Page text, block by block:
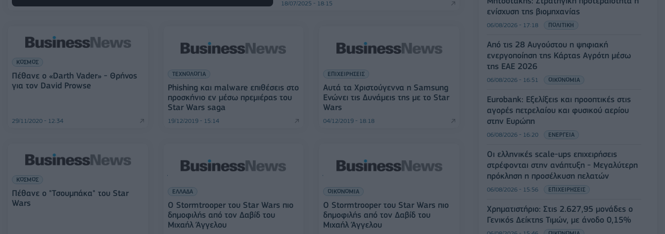
18/07/2025 - 18:15
ΚΟΣΜΟΣ
Πέθανε ο «Darth Vader» - Θρήνος
για τον David Prowse
29/11/2020 - 12:34
ΤΕΧΝΟΛΟΓΙΑ
Phishing και malware επιθέσεις στο
προσκήνιο εν μέσω πρεμιέρας του
Star Wars saga
19/12/2019 - 15:14
ΕΠΙΧΕΙΡΗΣΕΙΣ
Αυτά τα Χριστούγεννα η Samsung
Ενώνει τις Δυνάμεις της με το Star
Wars
04/12/2019 - 18:18
ΚΟΣΜΟΣ
Πέθανε ο "Τσουμπάκα" του Star
Wars
ΕΛΛΑΔΑ
Ο Stormtrooper του Star Wars πιο
δημοφιλής από τον Δαβίδ του
Μιχαήλ Άγγελου
ΟΙΚΟΝΟΜΙΑ
Ο Stormtrooper του Star Wars πιο
δημοφιλής από τον Δαβίδ του
Μιχαήλ Άγγελου
ενίσχυση της βιομηχανίας
06/08/2026 - 17:18 ΠΟΛΙΤΙΚΗ
Από τις 28 Αυγούστου η ψηφιακή
ενεργοποίηση της Κάρτας Αγρότη μέσω
της ΕΑΕ 2026
06/08/2026 - 16:51 ΟΙΚΟΝΟΜΙΑ
Eurobank: Εξελίξεις και προοπτικές στις
αγορές πετρελαίου και φυσικού αερίου
στην Ευρώπη
06/08/2026 - 16:20 ΕΝΕΡΓΕΙΑ
Οι ελληνικές scale-ups επιχειρήσεις
στρέφονται στην ανάπτυξη - Μεγαλύτερη
πρόκληση η προσέλκυση πελατών
06/08/2026 - 15:56 ΕΠΙΧΕΙΡΗΣΕΙΣ
Χρηματιστήριο: Στις 2.627,95 μονάδες ο
Γενικός Δείκτης Τιμών, με άνοδο 0,15%